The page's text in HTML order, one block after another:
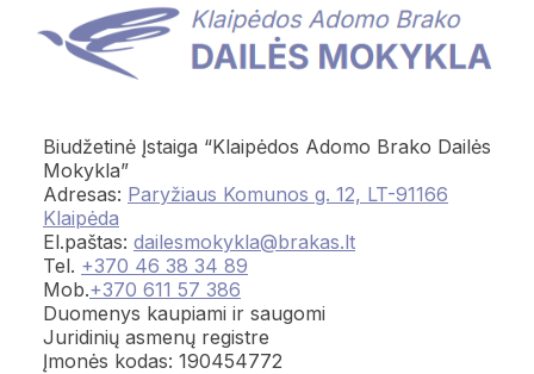
Biudžetinė Įstaiga “Klaipėdos Adomo Brako Dailės
Mokykla”
Adresas: Paryžiaus Komunos g. 12, LT-91166
Klaipėda
El.paštas: dailesmokykla@brakas.lt
Tel. +370 46 38 34 89
Mob.+370 611 57 386
Duomenys kaupiami ir saugomi
Juridinių asmenų registre
Įmonės kodas: 190454772